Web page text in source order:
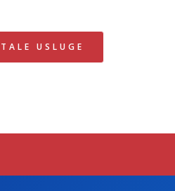
USLUGE